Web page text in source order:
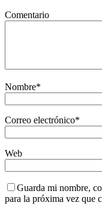
Comentario
Nombre*
Correo electrónico*
Web
Guarda mi nombre,
para la próxima vez que